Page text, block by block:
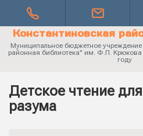
Константиновская
Муниципальное бюджетное учреждение
районная библиотека" им. Ф.П.
году
Детское чтение
разума